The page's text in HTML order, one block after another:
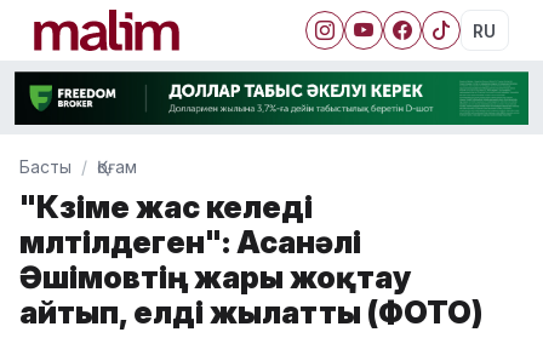
RU
Басты Қоғам
"Көзіме жас келеді
мөлтілдеген": Асанәлі
Әшімовтің жары жоқтау
айтып, елді жылатты (ФОТО)